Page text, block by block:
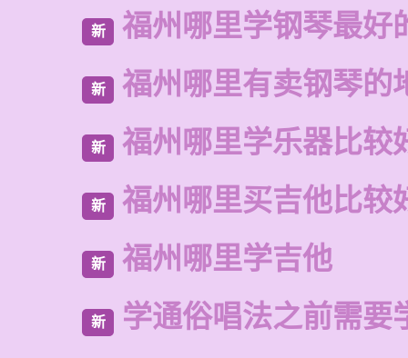
新 福州哪里学钢琴最好
新 福州哪里有卖钢琴的
新 福州哪里学乐器比较
新 福州哪里买吉他比较
新 福州哪里学吉他
新 学通俗唱法之前需要